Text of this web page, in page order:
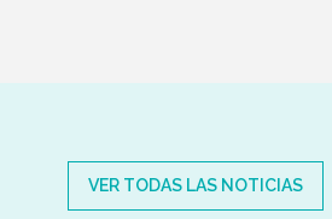
VER TODAS LAS NOTICIAS